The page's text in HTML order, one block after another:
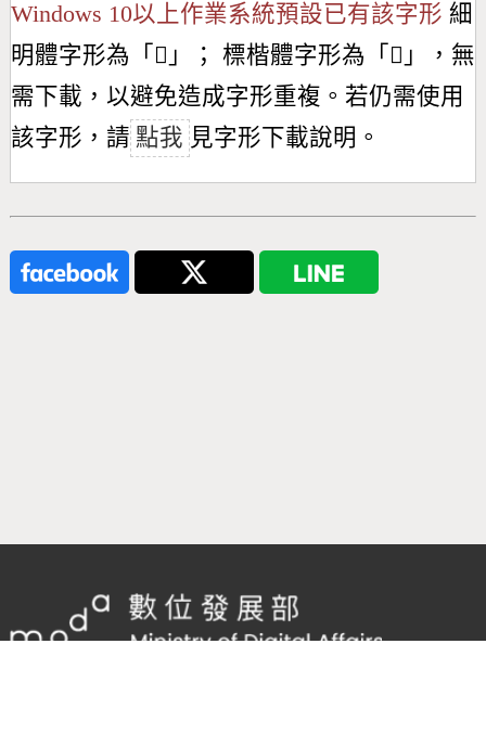
Windows 10以上作業系統預設已有該字形 細
明體字形為「 𣭄 」； 標楷體字形為「 𣭄 」，無
需下載，以避免造成字形重複。若仍需使用
該字形，請 點我 見字形下載說明。